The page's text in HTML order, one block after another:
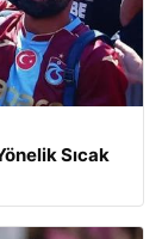
Sıcak